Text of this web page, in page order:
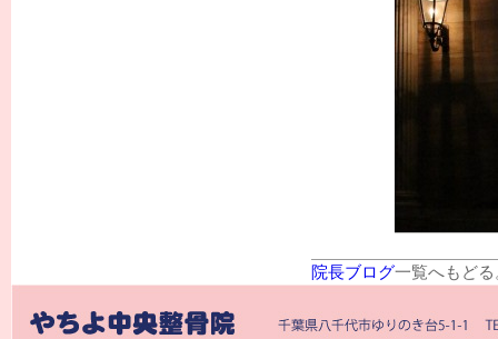
院長ブログ一覧へもどる